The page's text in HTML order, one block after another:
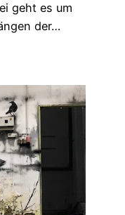
geht es um
der…